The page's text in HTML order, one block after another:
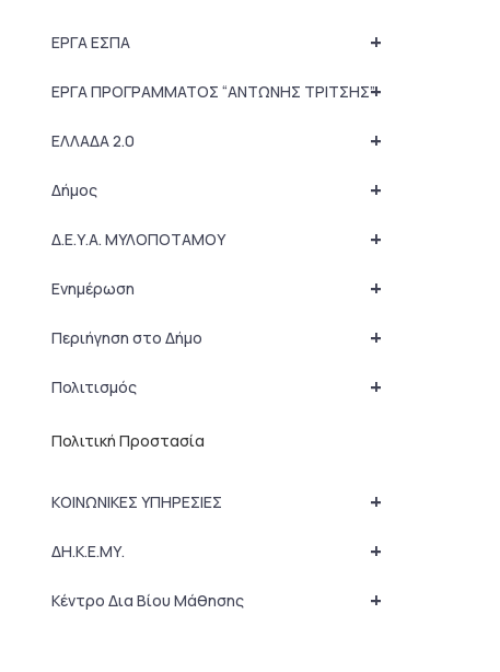
+
ΕΡΓΑ ΕΣΠΑ
+
ΕΡΓΑ ΠΡΟΓΡΑΜΜΑΤΟΣ “ΑΝΤΩΝΗΣ ΤΡΙΤΣΗΣ”
+
ΕΛΛΑΔΑ 2.0
+
Δήμος
+
Δ.Ε.Υ.Α. ΜΥΛΟΠΟΤΑΜΟΥ
+
Ενημέρωση
+
Περιήγηση στο Δήμο
+
Πολιτισμός
Πολιτική Προστασία
+
ΚΟΙΝΩΝΙΚΕΣ ΥΠΗΡΕΣΙΕΣ
+
ΔΗ.Κ.Ε.ΜΥ.
+
Κέντρο Δια Βίου Μάθησης